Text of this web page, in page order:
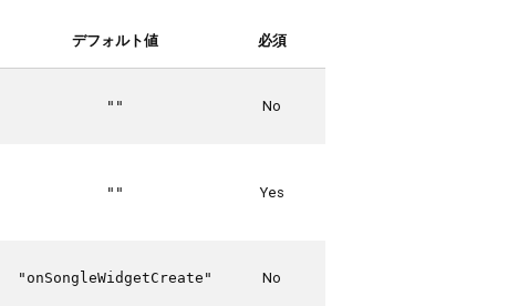
デフォルト値 必須
"" No
"" Yes
"onSongleWidgetCreate" No